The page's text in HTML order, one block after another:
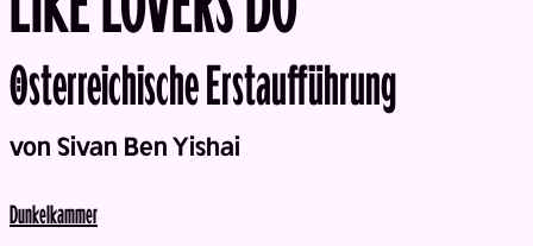
Back
Österreichische Erstaufführung
von Sivan Ben Yishai
Dunkel­kammer